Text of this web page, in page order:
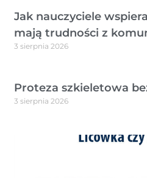
Jak nauczyciele
mają trudności z
3 sierpnia 2026
Proteza szkieletowa
3 sierpnia 2026